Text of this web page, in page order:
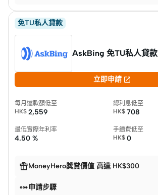
免TU私人貸款
AskBing 免TU私人貸款
立即申請 
每月還款額低至
HK$ 2,559
總利息低至
HK$ 708
最低實際年利率
4.50 %
手續費低至
HK$ 0
MoneyHero獎賞價值 高達 HK$300
申請步驟